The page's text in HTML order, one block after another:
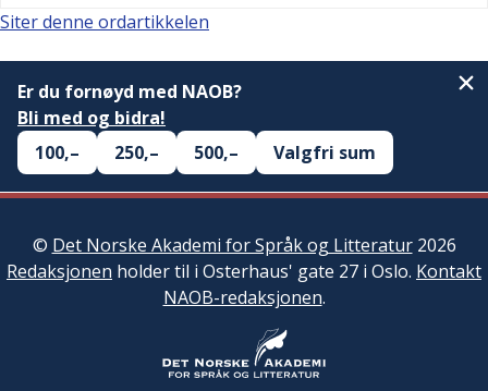
Siter denne ordartikkelen
Er du fornøyd med NAOB?
Bli med og bidra!
100,–
250,– 500,– Valgfri sum
© Det Norske Akademi for Språk og Litteratur2026
Redaksjonen holder til i Osterhaus' gate 27 i Oslo. Kontakt
NAOB-redaksjonen.